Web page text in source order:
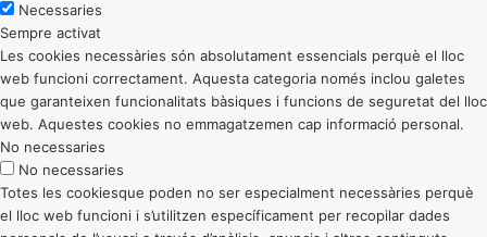
Necessaries
Sempre activat
Les cookies necessàries són absolutament essencials perquè el lloc
web funcioni correctament. Aquesta categoria només inclou galetes
que garanteixen funcionalitats bàsiques i funcions de seguretat del lloc
web. Aquestes cookies no emmagatzemen cap informació personal.
No necessaries
No necessaries
Totes les cookiesque poden no ser especialment necessàries perquè
el lloc web funcioni i s’utilitzen específicament per recopilar dades